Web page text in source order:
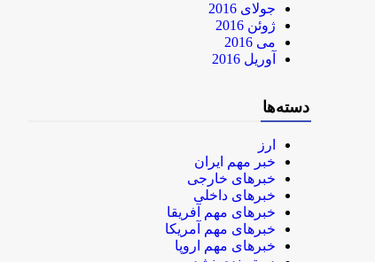
جولای 2016
ژوئن 2016
می 2016
آوریل 2016
دسته‌ها
ارز
خبر مهم ایران
خبرهای خارجی
خبرهای داخلی
خبرهای مهم آفریقا
خبرهای مهم آمریکا
خبرهای مهم اروپا